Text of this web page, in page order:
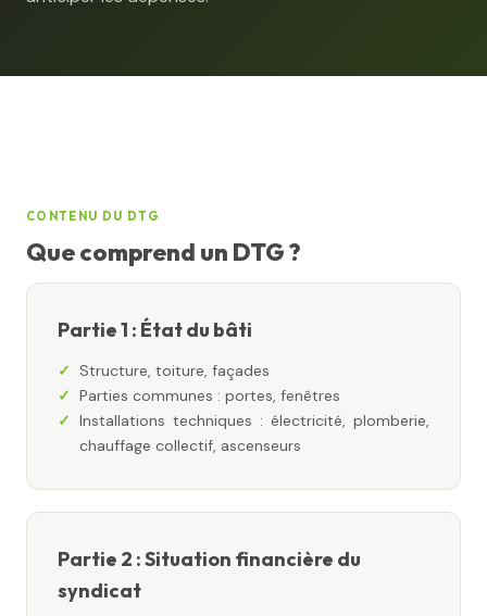
CONTENU DU DTG
Que comprend un DTG ?
Partie 1 : État du bâti
Structure, toiture, façades
Parties communes : portes, fenêtres
Installations techniques : électricité, plomberie,
chauffage collectif, ascenseurs
Partie 2 : Situation financière du
syndicat